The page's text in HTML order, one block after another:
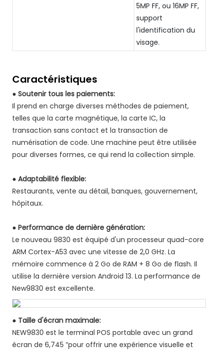
5MP FF, ou 16MP FF,
support
l'identification du
visage.
Caractéristiques
● Soutenir tous les paiements:
Il prend en charge diverses méthodes de paiement,
telles que la carte magnétique, la carte IC, la
transaction sans contact et la transaction de
numérisation de code. Une machine peut être utilisée
pour diverses formes, ce qui rend la collection simple.
● Adaptabilité flexible:
Restaurants, vente au détail, banques, gouvernement,
hôpitaux.
● Performance de dernière génération:
Le nouveau 9830 est équipé d'un processeur quad-core
ARM Cortex-A53 avec une vitesse de 2,0 GHz. La
mémoire commence à 2 Go de RAM + 8 Go de flash. Il
utilise la dernière version Android 13. La performance de
New9830 est excellente.
● Taille d'écran maximale:
NEW9830 est le terminal POS portable avec un grand
écran de 6,745 ”pour offrir une expérience visuelle et